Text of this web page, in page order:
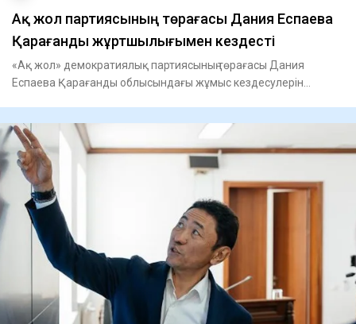
Ақ жол партиясының төрағасы Дания Еспаева
Қарағанды жұртшылығымен кездесті
«Ақ жол» демократиялық партиясының төрағасы Дания
Еспаева Қарағанды облысындағы жұмыс кездесулерін